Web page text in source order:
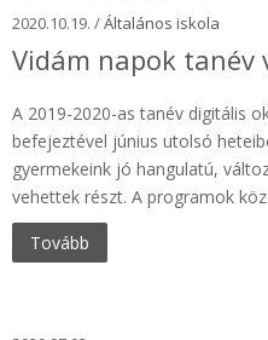
2020.10.19. /Általános iskola
Vidám napok tanév
A 2019-2020-as tanév digitális
befejeztével június utolsó
gyermekeink jó hangulatú,
vehettek részt. A programok
Tovább